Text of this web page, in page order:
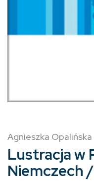
Agnieszka Opalińska
Lustracja w
Niemczech